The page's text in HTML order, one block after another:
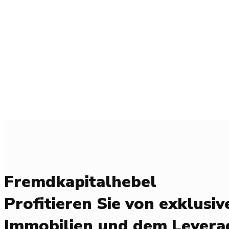
Fremdkapitalhebel
Profitieren Sie von